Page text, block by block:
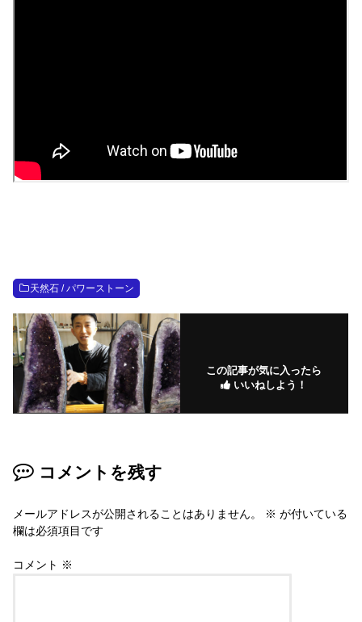
天然石 / パワーストーン
この記事が気に入ったら
いいねしよう！
コメントを残す
メールアドレスが公開されることはありません。 ※ が付いている
欄は必須項目です
コメント ※